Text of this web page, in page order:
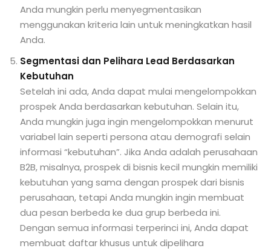
Anda mungkin perlu menyegmentasikan
menggunakan kriteria lain untuk meningkatkan hasil
Anda.
Segmentasi dan Pelihara Lead Berdasarkan
Kebutuhan
Setelah ini ada, Anda dapat mulai mengelompokkan
prospek Anda berdasarkan kebutuhan. Selain itu,
Anda mungkin juga ingin mengelompokkan menurut
variabel lain seperti persona atau demografi selain
informasi “kebutuhan”. Jika Anda adalah perusahaan
B2B, misalnya, prospek di bisnis kecil mungkin memiliki
kebutuhan yang sama dengan prospek dari bisnis
perusahaan, tetapi Anda mungkin ingin membuat
dua pesan berbeda ke dua grup berbeda ini.
Dengan semua informasi terperinci ini, Anda dapat
membuat daftar khusus untuk dipelihara